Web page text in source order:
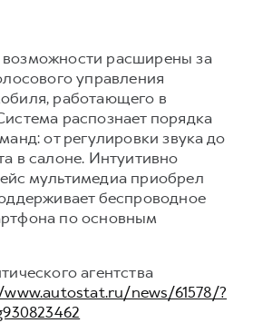
расширены за
управления
работающего в
распознает порядка
от регулировки звука до
в салоне. Интуитивно
мультимедиа приобрел
беспроводное
по основным
агентства
news/61578/?